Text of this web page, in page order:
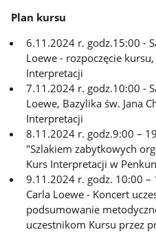
Plan kursu
6.11.2024 r. godz.15:00 -
Loewe - rozpoczęcie
Interpretacji
7.11.2024 r. godz.10:00 -
Loewe, Bazylika św. Jana
Interpretacji
8.11.2024 r. godz.9:00 –
"Szlakiem zabytkowych
Kurs Interpretacji w
9.11.2024 r. godz. 10:00 –
Carla Loewe - Koncert
podsumowanie
uczestnikom Kursu przez